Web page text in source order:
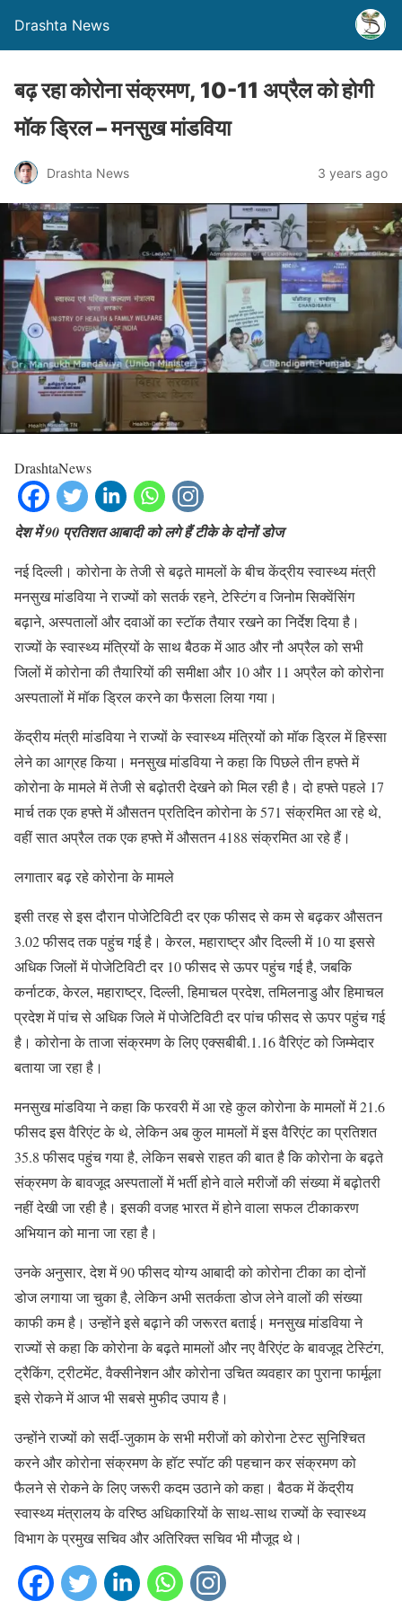
Drashta News
बढ़ रहा कोरोना संक्रमण, 10-11 अप्रैल को होगी
मॉक ड्रिल – मनसुख मांडविया
Drashta News 3 years ago
DrashtaNews
देश में 90 प्रतिशत आबादी को लगे हैं टीके के दोनों डोज
नई दिल्ली। कोरोना के तेजी से बढ़ते मामलों के बीच केंद्रीय स्वास्थ्य मंत्री
मनसुख मांडविया ने राज्यों को सतर्क रहने, टेस्टिंग व जिनोम सिक्वेंसिंग
बढ़ाने, अस्पतालों और दवाओं का स्टॉक तैयार रखने का निर्देश दिया है।
राज्यों के स्वास्थ्य मंत्रियों के साथ बैठक में आठ और नौ अप्रैल को सभी
जिलों में कोरोना की तैयारियों की समीक्षा और 10 और 11 अप्रैल को कोरोना
अस्पतालों में मॉक ड्रिल करने का फैसला लिया गया।
केंद्रीय मंत्री मांडविया ने राज्यों के स्वास्थ्य मंत्रियों को मॉक ड्रिल में हिस्सा
लेने का आग्रह किया। मनसुख मांडविया ने कहा कि पिछले तीन हफ्ते में
कोरोना के मामले में तेजी से बढ़ोतरी देखने को मिल रही है। दो हफ्ते पहले 17
मार्च तक एक हफ्ते में औसतन प्रतिदिन कोरोना के 571 संक्रमित आ रहे थे,
वहीं सात अप्रैल तक एक हफ्ते में औसतन 4188 संक्रमित आ रहे हैं।
लगातार बढ़ रहे कोरोना के मामले
इसी तरह से इस दौरान पोजेटिविटी दर एक फीसद से कम से बढ़कर औसतन
3.02 फीसद तक पहुंच गई है। केरल, महाराष्ट्र और दिल्ली में 10 या इससे
अधिक जिलों में पोजेटिविटी दर 10 फीसद से ऊपर पहुंच गई है, जबकि
कर्नाटक, केरल, महाराष्ट्र, दिल्ली, हिमाचल प्रदेश, तमिलनाडु और हिमाचल
प्रदेश में पांच से अधिक जिले में पोजेटिविटी दर पांच फीसद से ऊपर पहुंच गई
है। कोरोना के ताजा संक्रमण के लिए एक्सबीबी.1.16 वैरिएंट को जिम्मेदार
बताया जा रहा है।
मनसुख मांडविया ने कहा कि फरवरी में आ रहे कुल कोरोना के मामलों में 21.6
फीसद इस वैरिएंट के थे, लेकिन अब कुल मामलों में इस वैरिएंट का प्रतिशत
35.8 फीसद पहुंच गया है, लेकिन सबसे राहत की बात है कि कोरोना के बढ़ते
संक्रमण के बावजूद अस्पतालों में भर्ती होने वाले मरीजों की संख्या में बढ़ोतरी
नहीं देखी जा रही है। इसकी वजह भारत में होने वाला सफल टीकाकरण
अभियान को माना जा रहा है।
उनके अनुसार, देश में 90 फीसद योग्य आबादी को कोरोना टीका का दोनों
डोज लगाया जा चुका है, लेकिन अभी सतर्कता डोज लेने वालों की संख्या
काफी कम है। उन्होंने इसे बढ़ाने की जरूरत बताई। मनसुख मांडविया ने
राज्यों से कहा कि कोरोना के बढ़ते मामलों और नए वैरिएंट के बावजूद टेस्टिंग,
ट्रैकिंग, ट्रीटमेंट, वैक्सीनेशन और कोरोना उचित व्यवहार का पुराना फार्मूला
इसे रोकने में आज भी सबसे मुफीद उपाय है।
उन्होंने राज्यों को सर्दी-जुकाम के सभी मरीजों को कोरोना टेस्ट सुनिश्चित
करने और कोरोना संक्रमण के हॉट स्पॉट की पहचान कर संक्रमण को
फैलने से रोकने के लिए जरूरी कदम उठाने को कहा। बैठक में केंद्रीय
स्वास्थ्य मंत्रालय के वरिष्ठ अधिकारियों के साथ-साथ राज्यों के स्वास्थ्य
विभाग के प्रमुख सचिव और अतिरिक्त सचिव भी मौजूद थे।